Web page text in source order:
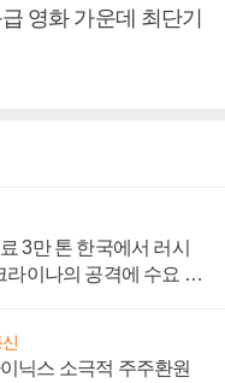
영화 가운데 최단기
3만 톤 한국에서 러시
라이나의 공격에 수요 늘
닉스 소극적 주주환원